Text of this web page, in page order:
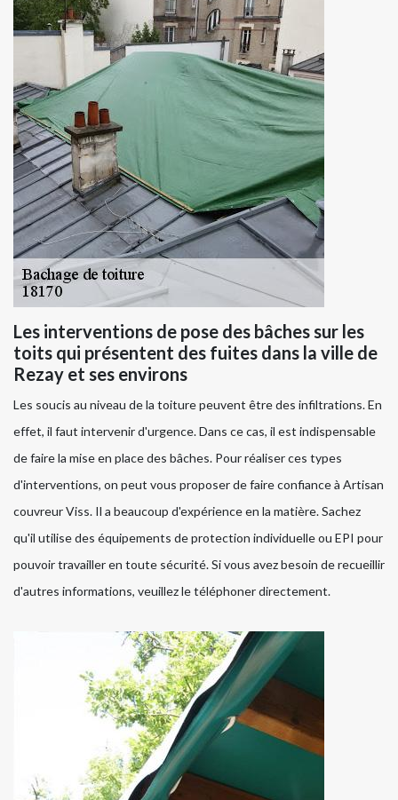
Les interventions de pose des bâches sur les
toits qui présentent des fuites dans la ville de
Rezay et ses environs
Les soucis au niveau de la toiture peuvent être des infiltrations. En
effet, il faut intervenir d'urgence. Dans ce cas, il est indispensable
de faire la mise en place des bâches. Pour réaliser ces types
d'interventions, on peut vous proposer de faire confiance à Artisan
couvreur Viss. Il a beaucoup d'expérience en la matière. Sachez
qu'il utilise des équipements de protection individuelle ou EPI pour
pouvoir travailler en toute sécurité. Si vous avez besoin de recueillir
d'autres informations, veuillez le téléphoner directement.